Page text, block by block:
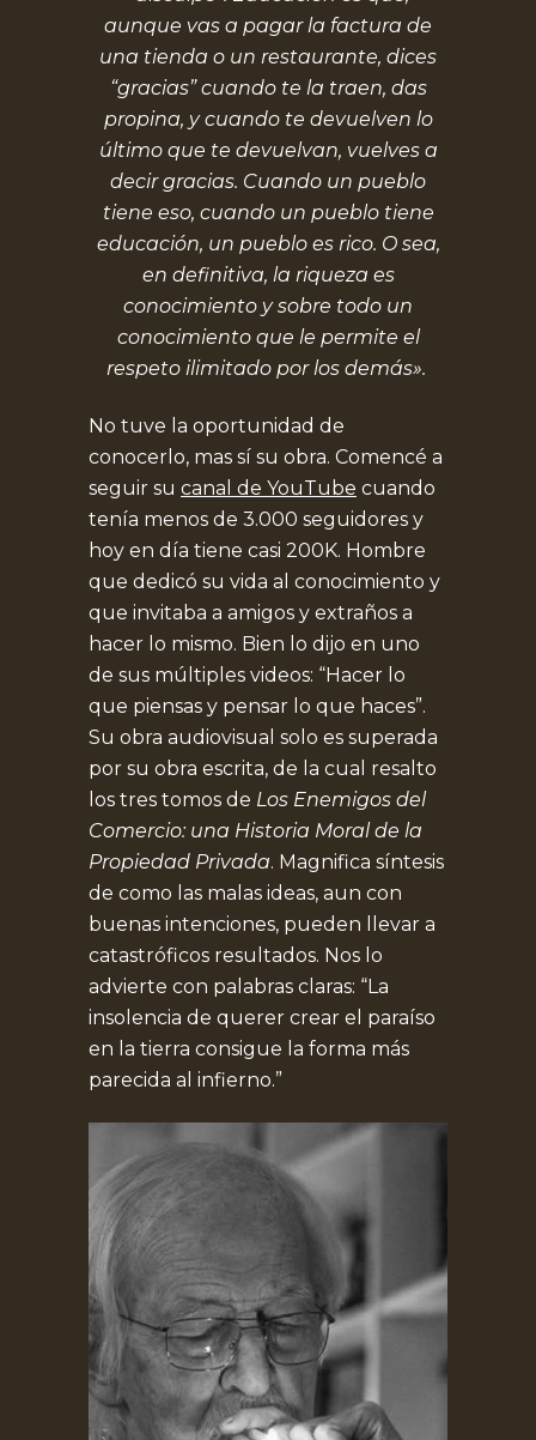
aunque vas a pagar la factura de
una tienda o un restaurante, dices
“gracias” cuando te la traen, das
propina, y cuando te devuelven lo
último que te devuelvan, vuelves a
decir gracias. Cuando un pueblo
tiene eso, cuando un pueblo tiene
educación, un pueblo es rico. O sea,
en definitiva, la riqueza es
conocimiento y sobre todo un
conocimiento que le permite el
respeto ilimitado por los demás».
No tuve la oportunidad de
conocerlo, mas sí su obra. Comencé a
seguir su canal de YouTube cuando
tenía menos de 3.000 seguidores y
hoy en día tiene casi 200K. Hombre
que dedicó su vida al conocimiento y
que invitaba a amigos y extraños a
hacer lo mismo. Bien lo dijo en uno
de sus múltiples videos: “Hacer lo
que piensas y pensar lo que haces”.
Su obra audiovisual solo es superada
por su obra escrita, de la cual resalto
los tres tomos de Los Enemigos del
Comercio: una Historia Moral de la
Propiedad Privada. Magnifica síntesis
de como las malas ideas, aun con
buenas intenciones, pueden llevar a
catastróficos resultados. Nos lo
advierte con palabras claras: “La
insolencia de querer crear el paraíso
en la tierra consigue la forma más
parecida al infierno.”